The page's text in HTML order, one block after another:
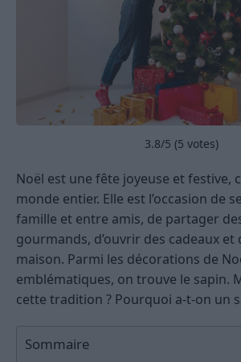
3.8/5 (5 votes)
Noël est une fête joyeuse et festive,
monde entier. Elle est l’occasion de
famille et entre amis, de partager
gourmands, d’ouvrir des cadeaux et
maison. Parmi les décorations de
emblématiques, on trouve le sapin.
cette tradition ? Pourquoi a-t-on un
Sommaire